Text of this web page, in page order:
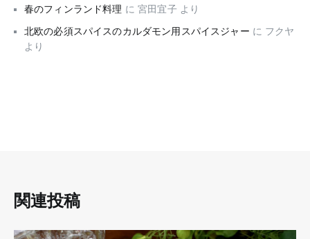
春のフィンランド料理 に宮田宜子 より
北欧の必須スパイスのカルダモン用スパイスジャー に フクヤ
より
関連投稿